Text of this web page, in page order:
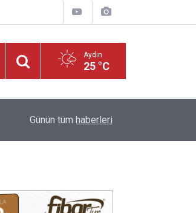
Aydın
25 °C
Aydın’da İYİ Parti’nin acı günü: Zeybek vefat etti
Günün tüm haberleri